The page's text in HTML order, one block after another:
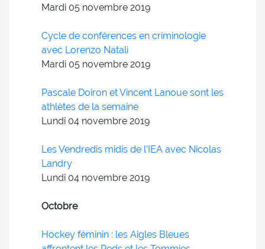
Mardi 05 novembre 2019
Cycle de conférences en criminologie
avec Lorenzo Natali
Mardi 05 novembre 2019
Pascale Doiron et Vincent Lanoue sont les
athlètes de la semaine
Lundi 04 novembre 2019
Les Vendredis midis de l’IEA avec Nicolas
Landry
Lundi 04 novembre 2019
Octobre
Hockey féminin : les Aigles Bleues